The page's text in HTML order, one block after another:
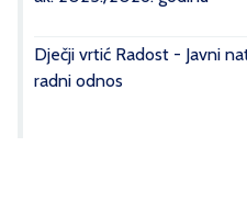
Dječji vrtić Radost - Javni
radni odnos